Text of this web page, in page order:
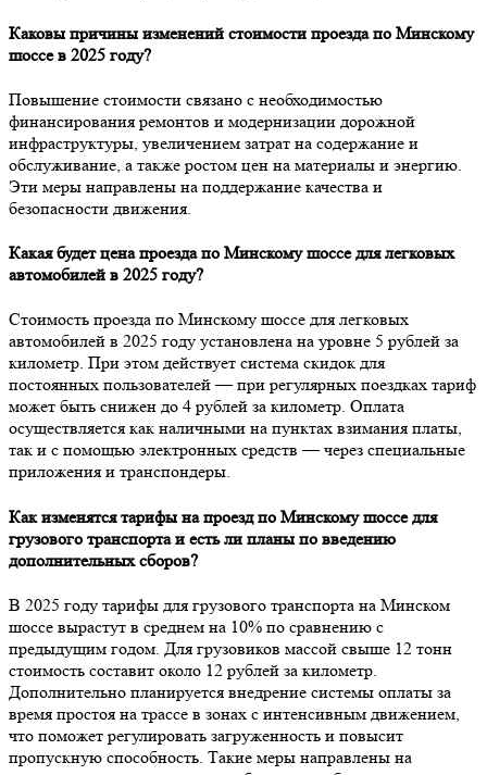
Каковы причины изменений стоимости проезда по Минскому
шоссе в 2025 году?
Повышение стоимости связано с необходимостью
финансирования ремонтов и модернизации дорожной
инфраструктуры, увеличением затрат на содержание и
обслуживание, а также ростом цен на материалы и энергию.
Эти меры направлены на поддержание качества и
безопасности движения.
Какая будет цена проезда по Минскому шоссе для легковых
автомобилей в 2025 году?
Стоимость проезда по Минскому шоссе для легковых
автомобилей в 2025 году установлена на уровне 5 рублей за
километр. При этом действует система скидок для
постоянных пользователей — при регулярных поездках тариф
может быть снижен до 4 рублей за километр. Оплата
осуществляется как наличными на пунктах взимания платы,
так и с помощью электронных средств — через специальные
приложения и транспондеры.
Как изменятся тарифы на проезд по Минскому шоссе для
грузового транспорта и есть ли планы по введению
дополнительных сборов?
В 2025 году тарифы для грузового транспорта на Минском
шоссе вырастут в среднем на 10% по сравнению с
предыдущим годом. Для грузовиков массой свыше 12 тонн
стоимость составит около 12 рублей за километр.
Дополнительно планируется внедрение системы оплаты за
время простоя на трассе в зонах с интенсивным движением,
что поможет регулировать загруженность и повысит
пропускную способность. Такие меры направлены на